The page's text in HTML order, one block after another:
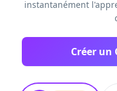
instantanément
Créer un